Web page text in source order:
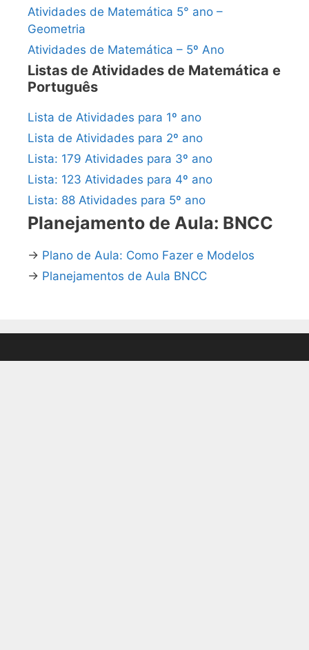
Atividades de Matemática 5° ano –
Geometria
Atividades de Matemática – 5º Ano
Listas de Atividades de Matemática e
Português
Lista de Atividades para 1º ano
Lista de Atividades para 2º ano
Lista: 179 Atividades para 3º ano
Lista: 123 Atividades para 4º ano
Lista: 88 Atividades para 5º ano
Planejamento de Aula: BNCC
→ Plano de Aula: Como Fazer e Modelos
→ Planejamentos de Aula BNCC